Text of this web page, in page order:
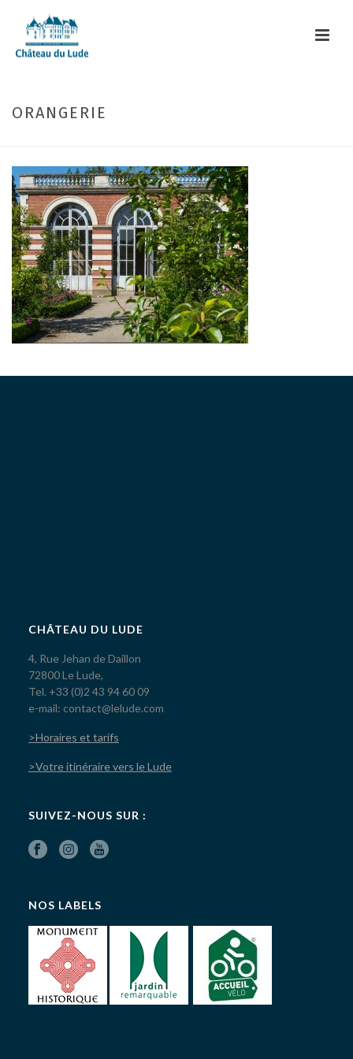
ORANGERIE
CHÂTEAU DU LUDE
4, Rue Jehan de Daillon
72800 Le Lude,
Tel. +33 (0)2 43 94 60 09
e-mail: contact@lelude.com
>Horaires et tarifs
>Votre itinéraire vers le Lude
SUIVEZ-NOUS SUR :
NOS LABELS